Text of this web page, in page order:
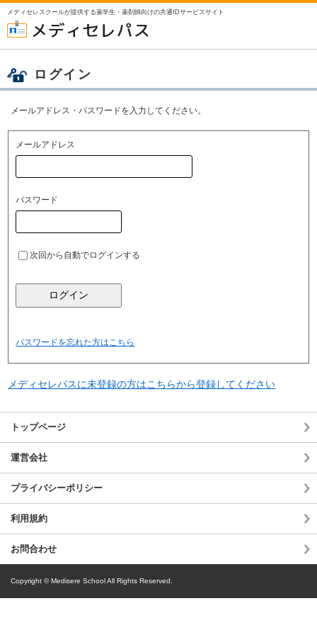
メディセレスクールが提供する薬学生・薬剤師向けの共通IDサービスサイト
ログイン
メールアドレス・パスワードを入力してください。
メールアドレス
パスワード
次回から自動でログインする
パスワードを忘れた方はこちら
メディセレパスに未登録の方はこちらから登録してください
トップページ
運営会社
プライバシーポリシー
利用規約
お問合わせ
Copyright © Medisere School All Rights Reserved.